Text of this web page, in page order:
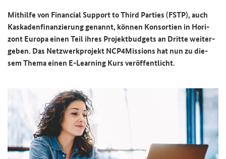
Mit­hil­fe von Financial Support to Third Parties (FSTP), auch
Kas­ka­den­fi­nan­zie­rung ge­nannt, kön­nen Kon­sor­ti­en in Ho­ri­
zont Eu­ro­pa einen Teil ihres Pro­jekt­bud­gets an Drit­te wei­ter­
ge­ben. Das Netz­werk­pro­jektNCP4Missions hat nun zu die­
sem Thema einen E-​Learning Kurs ver­öf­fent­licht.